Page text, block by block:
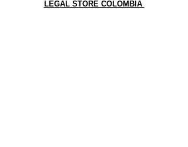
LEGAL STORE COLOMBIA